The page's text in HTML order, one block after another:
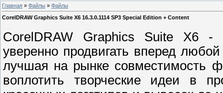
Главная » Файлы » Файлы
CorelDRAW Graphics Suite X6 16.3.0.1114 SP3 Special Edition + Content
CorelDRAW Graphics Suite X6 -
уверенно продвигать вперед
лучшая на рынке совместимость
воплотить творческие идеи в